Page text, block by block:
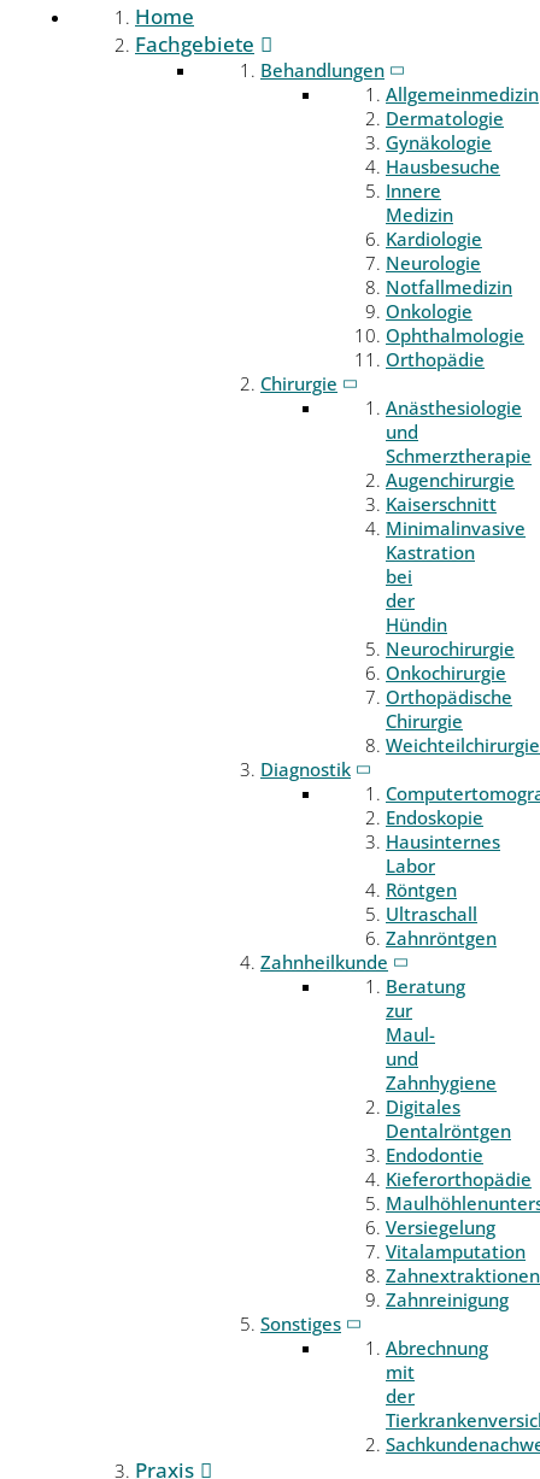
Home
Fachgebiete
Behandlungen
Allgemeinmedizin
Dermatologie
Gynäkologie
Hausbesuche
Innere
Medizin
Kardiologie
Neurologie
Notfallmedizin
Onkologie
Ophthalmologie
Orthopädie
Chirurgie
Anästhesiologie
und
Schmerztherapie
Augenchirurgie
Kaiserschnitt
Minimalinvasive
Kastration
bei
der
Hündin
Neurochirurgie
Onkochirurgie
Orthopädische
Chirurgie
Weichteilchirurgie
Diagnostik
Endoskopie
Hausinternes
Labor
Röntgen
Ultraschall
Zahnröntgen
Zahnheilkunde
Beratung
zur
Maul-
und
Zahnhygiene
Digitales
Dentalröntgen
Endodontie
Kieferorthopädie
Versiegelung
Vitalamputation
Zahnextraktionen
Zahnreinigung
Sonstiges
Abrechnung
mit
der
Praxis